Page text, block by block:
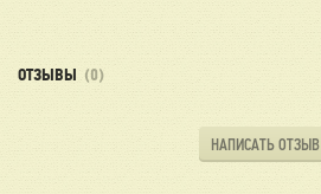
ОТЗЫВЫ (0)
НАПИСАТЬ ОТЗЫВ